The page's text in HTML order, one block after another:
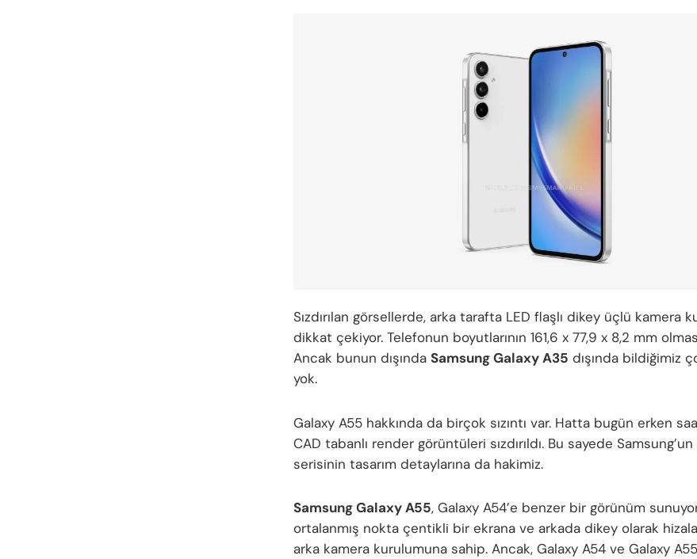
Sızdırılan görsellerde, arka tarafta LED flaşlı dikey üçlü kamera
dikkat çekiyor. Telefonun boyutlarının 161,6 x 77,9 x 8,2 mm
Ancak bunun dışında Samsung Galaxy A35 dışında bildiğimiz
yok.
Galaxy A55 hakkında da birçok sızıntı var. Hatta bugün erken
CAD tabanlı render görüntüleri sızdırıldı. Bu sayede
serisinin tasarım detaylarına da hakimiz.
Samsung Galaxy A55, Galaxy A54’e benzer bir görünüm
ortalanmış nokta çentikli bir ekrana ve arkada dikey olarak
arka kamera kurulumuna sahip. Ancak, Galaxy A54 ve Galaxy